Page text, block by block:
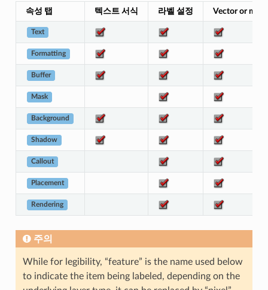
속성 탭 텍스트 서식 라벨 설정 Vector or
Text
Formatting
Buffer
Mask
Background
Shadow
Callout
Placement
Rendering
주의
While for legibility, “feature” is the name used below
to indicate the item being labeled, depending on the